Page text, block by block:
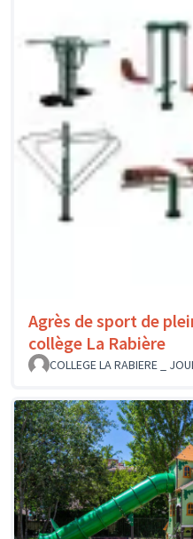
Agrès de sport de
collège La Rabière
COLLEGE LA RABIERE _